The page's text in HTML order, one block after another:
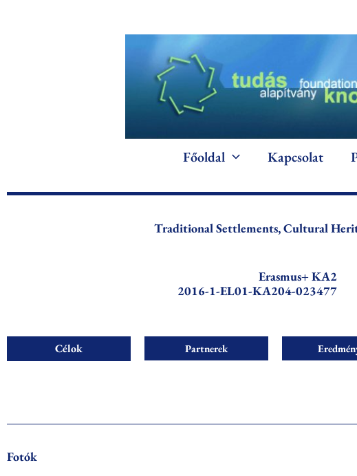
Főoldal Kapcsolat
Traditional Settlements, Cultural
Erasmus+ KA2
2016-1-EL01-KA204-023477
Célok Partnerek
Fotók